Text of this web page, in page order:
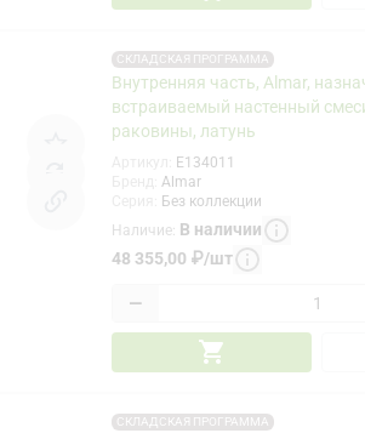
СКЛАДСКАЯ ПРОГРАММА
Внутренняя часть, Almar,
встраиваемый настенный
раковины, латунь
E134011
Almar
Без коллекции
Наличие: В наличии
48 355,00 ₽/шт
−
СКЛАДСКАЯ ПРОГРАММА